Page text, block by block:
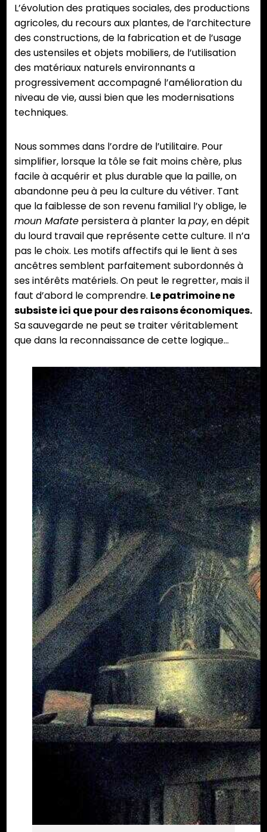
L’évolution des pratiques sociales, des productions
agricoles, du recours aux plantes, de l’architecture
des constructions, de la fabrication et de l’usage
des ustensiles et objets mobiliers, de l’utilisation
des matériaux naturels environnants a
progressivement accompagné l’amélioration du
niveau de vie, aussi bien que les modernisations
techniques.
Nous sommes dans l’ordre de l’utilitaire. Pour
simplifier, lorsque la tôle se fait moins chère, plus
facile à acquérir et plus durable que la paille, on
abandonne peu à peu la culture du vétiver. Tant
que la faiblesse de son revenu familial l’y oblige, le
moun Mafate persistera à planter lapay, en dépit
du lourd travail que représente cette culture. Il n’a
pas le choix. Les motifs affectifs qui le lient à ses
ancêtres semblent parfaitement subordonnés à
ses intérêts matériels. On peut le regretter, mais il
faut d’abord le comprendre. Le patrimoine ne
subsiste ici que pour des raisons économiques.
Sa sauvegarde ne peut se traiter véritablement
que dans la reconnaissance de cette logique…